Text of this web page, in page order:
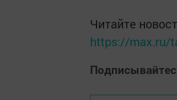
Читайте
https://max.ru/